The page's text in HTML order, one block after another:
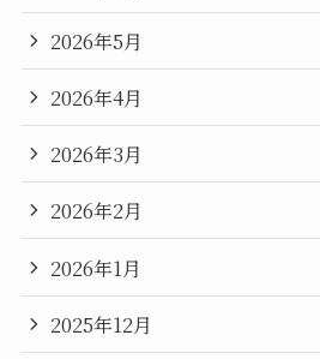
2026年5月
2026年4月
2026年3月
2026年2月
2026年1月
2025年12月